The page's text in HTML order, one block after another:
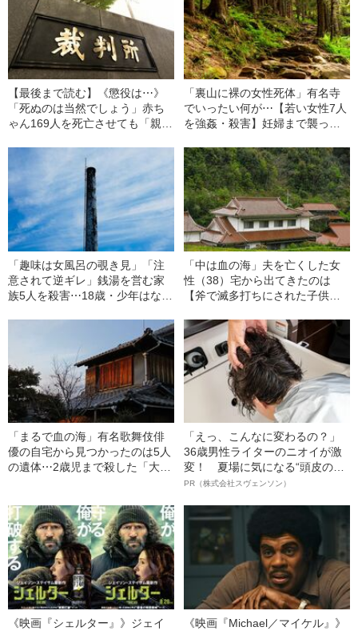
【最後まで読む】《懲役は⋯》
「死ぬのは当然でしょう」赤ち
ゃん169人を死亡させても「親が
その後』（昭和23年の事件）
「裏山に裸の女性死体」有名寺
でいったい何が⋯【若い女性7人
を強姦・殺害】妊婦まで襲っ
事件）
「趣味は女風呂の覗き見」「注
意されて逆ギレ」銭湯を営む家
族5人を殺害⋯18歳・少年はなぜ
「中は血の海」夫を亡くした女
性（38）宅から出てきたのは
【斧で滅多打ちにされた子供た
なぜ「連続殺人事件」が起き
た？（昭和21年の事件）
「まるで血の海」有名歌舞伎俳
優の自宅から見つかったのは5人
の遺体⋯2歳児まで殺した「大量
「えっ、こんなに変わるの？」
36歳男性ライターのニオイが激
変！ 夏場に気になる“頭皮のニ
オイ”や“ベタつき”を解消す
ト”が生み出した徹底ケアとは
PR（株式会社スヴェンソン）
《映画『シェルター』》ジェイ
《映画『Michael／マイケル』》